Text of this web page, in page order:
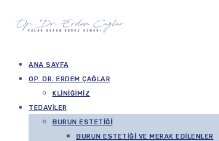
ANA SAYFA
OP. DR. ERDEM ÇAĞLAR
KLINIĞIMIZ
TEDAVILER
BURUN ESTETIĞI
BURUN ESTETIĞI VE MERAK EDILENLER